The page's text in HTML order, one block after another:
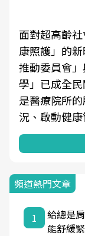
面對超高齡
康照護」的
推動委員會
學」已成全
是醫療院所
況、啟動健
頻道熱門文章
1
給總是
能舒緩